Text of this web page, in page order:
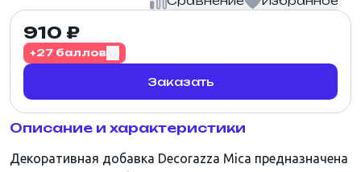
политикой конфиденциальности
910 ₽
+27 баллов
Заказать
Описание и характеристики
Декоративная добавка Decorazza Mica предназначена